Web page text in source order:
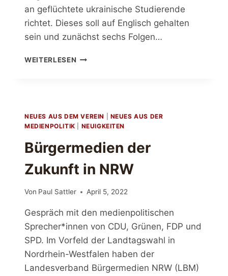
an geflüchtete ukrainische Studierende
richtet. Dieses soll auf Englisch gehalten
sein und zunächst sechs Folgen…
WEITERLESEN AUSSCHREIBUNG:
NEUES AUS DEM VEREIN
NEUES AUS DER
MEDIENPOLITIK
NEUIGKEITEN
Bürgermedien der
Zukunft in NRW
Von Paul Sattler April 5, 2022
Gespräch mit den medienpolitischen
Sprecher*innen von CDU, Grünen, FDP und
SPD. Im Vorfeld der Landtagswahl in
Nordrhein-Westfalen haben der
Landesverband Bürgermedien NRW (LBM)